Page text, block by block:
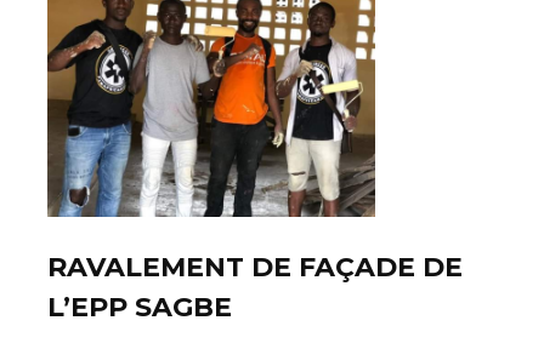
RAVALEMENT DE FAÇADE DE
L’EPP SAGBE